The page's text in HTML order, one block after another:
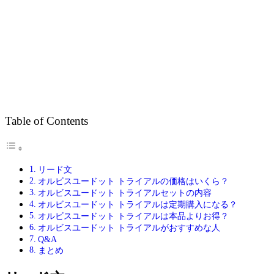
Table of Contents
リード文
オルビスユードット トライアルの価格はいくら？
オルビスユードット トライアルセットの内容
オルビスユードット トライアルは定期購入になる？
オルビスユードット トライアルは本品よりお得？
オルビスユードット トライアルがおすすめな人
Q&A
まとめ